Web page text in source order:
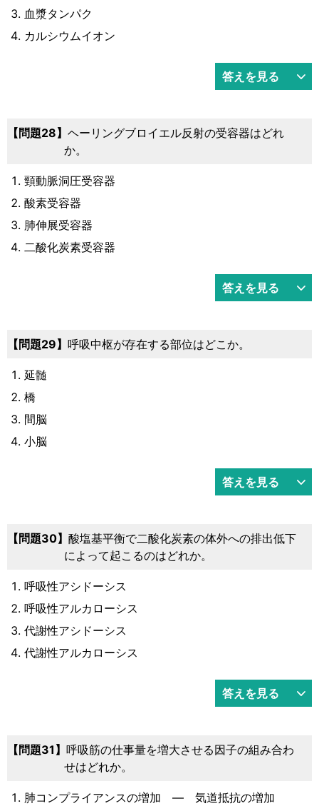
血漿タンパク
カルシウムイオン
答えを見る
28
ヘーリングブロイエル反射の受容器はどれ
か。
頸動脈洞圧受容器
酸素受容器
肺伸展受容器
二酸化炭素受容器
答えを見る
29 呼吸中枢が存在する部位はどこか。
延髄
橋
間脳
小脳
答えを見る
30
酸塩基平衡で二酸化炭素の体外への排出低下
によって起こるのはどれか。
呼吸性アシドーシス
呼吸性アルカローシス
代謝性アシドーシス
代謝性アルカローシス
答えを見る
31
呼吸筋の仕事量を増大させる因子の組み合わ
せはどれか。
肺コンプライアンスの増加 ― 気道抵抗の増加